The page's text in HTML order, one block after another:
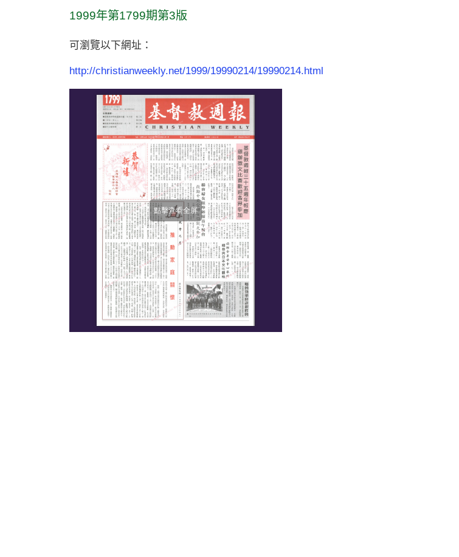
1999年第1799期第3版
可瀏覽以下網址：
http://christianweekly.net/1999/19990214/19990214.html